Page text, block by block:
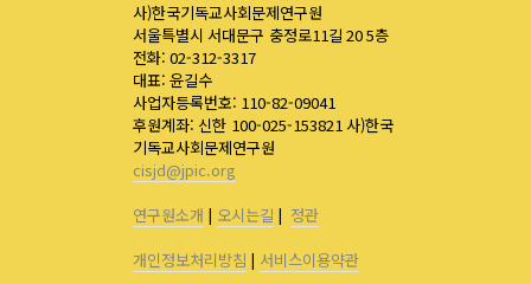
사)한국기독교사회문제연구원
서울특별시 서대문구 충정로11길 20 5층
전화: 02-312-3317
대표: 윤길수
사업자등록번호: 110-82-09041
후원계좌: 신한 100-025-153821 사)한국
기독교사회문제연구원
cisjd@jpic.org
연구원소개 | 오시는길 | 정관
개인정보처리방침 | 서비스이용약관